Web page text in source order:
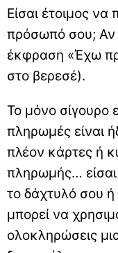
Είσαι έτοιμος
πρόσωπό σου; Αν
έκφραση «Έχω
στο βερεσέ).
To μόνο σίγουρο
πληρωμές είναι
πλέον κάρτες ή
πληρωμής…
το δάχτυλό σου
μπορεί να
ολοκληρώσεις